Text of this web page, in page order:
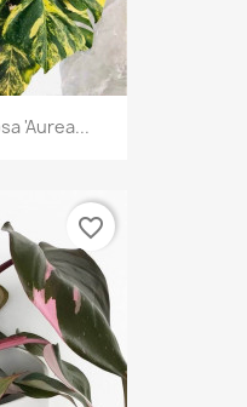
'Aurea...
favorite_border